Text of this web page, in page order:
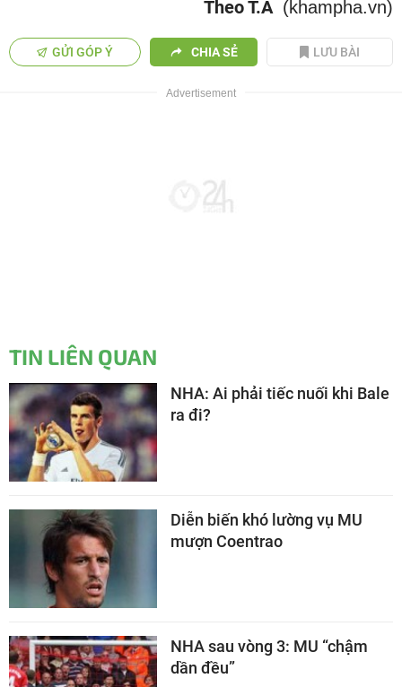
Theo T.A (khampha.vn)
GỬI GÓP Ý CHIA SẺ LƯU BÀI
TIN LIÊN QUAN
NHA: Ai phải tiếc nuối khi Bale
ra đi?
Diễn biến khó lường vụ MU
mượn Coentrao
NHA sau vòng 3: MU “chậm
dần đều”